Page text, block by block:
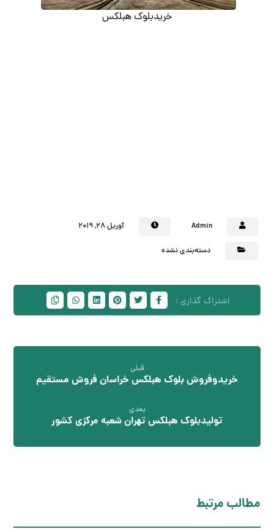
خریدبلوک هبلکس
Admin آوریل ۲۸, ۲۰۱۹
دسته‌بندی نشده
قبلی
خریدوفروش بلوک هبلکس خراسان فروش مستقیم
بعدی
تولیدبلوک هبلکس تهران شعبه مرکزی کشور
مطالب مرتبط